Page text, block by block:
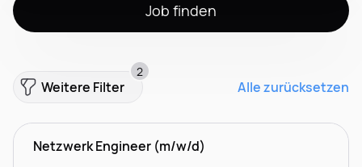
Job finden
Weitere Filter
2
Alle zurücksetzen
Netzwerk Engineer (m/w/d)